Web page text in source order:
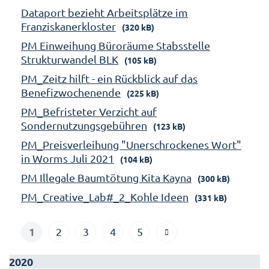
Dataport bezieht Arbeitsplätze im
Franziskanerkloster
(320 kB)
PM Einweihung Büroräume Stabsstelle
Strukturwandel BLK
(105 kB)
PM_Zeitz hilft - ein Rückblick auf das
Benefizwochenende
(225 kB)
PM_Befristeter Verzicht auf
Sondernutzungsgebühren
(123 kB)
PM_Preisverleihung "Unerschrockenes Wort"
in Worms Juli 2021
(104 kB)
PM Illegale Baumtötung Kita Kayna (300 kB)
PM_Creative_Lab#_2_Kohle Ideen (331 kB)
1 2 3 4 5
2020